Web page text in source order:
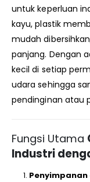
untuk keperluan
kayu, plastik
mudah
panjang. Dengan
kecil di setiap
udara sehingga
pendinginan atau
Fungsi Utama
Industri